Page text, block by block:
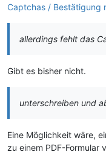
Captchas / Bestätigung
allerdings fehlt das
Gibt es bisher nicht.
unterschreiben und
Eine Möglichkeit wäre,
zu einem PDF-Formular